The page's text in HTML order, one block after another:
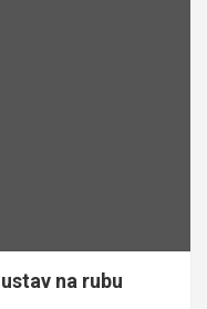
na rubu